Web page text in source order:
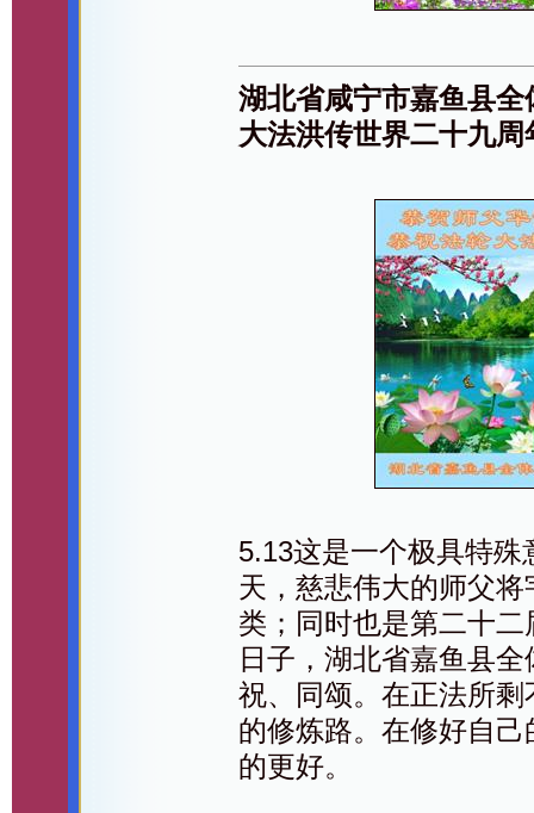
湖北省咸宁市嘉鱼县
大法洪传世界二十九周
5.13这是一个极具特
天，慈悲伟大的师父
类；同时也是第二十
日子，湖北省嘉鱼县
祝、同颂。在正法所
的修炼路。在修好自
的更好。